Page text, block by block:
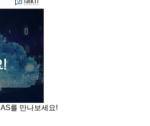
를 만나보세요!